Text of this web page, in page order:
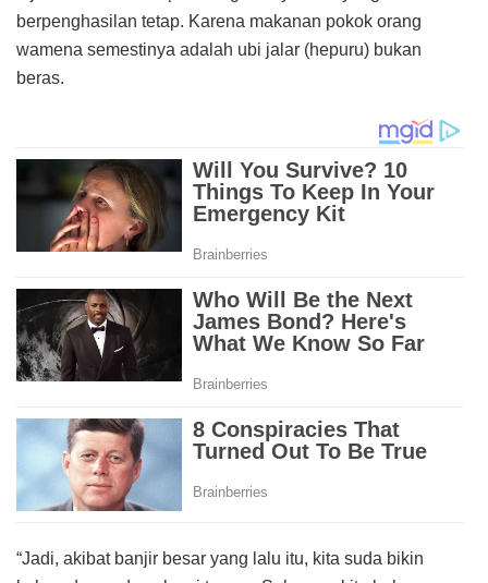
berpenghasilan tetap. Karena makanan pokok orang
wamena semestinya adalah ubi jalar (hepuru) bukan
beras.
“Jadi, akibat banjir besar yang lalu itu, kita suda bikin